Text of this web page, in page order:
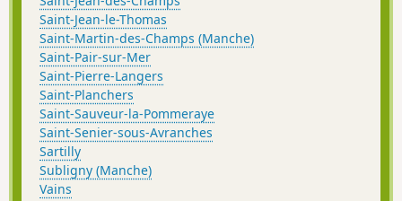
Saint-Jean-le-Thomas
Saint-Martin-des-Champs (Manche)
Saint-Pair-sur-Mer
Saint-Pierre-Langers
Saint-Planchers
Saint-Sauveur-la-Pommeraye
Saint-Senier-sous-Avranches
Sartilly
Subligny (Manche)
Vains